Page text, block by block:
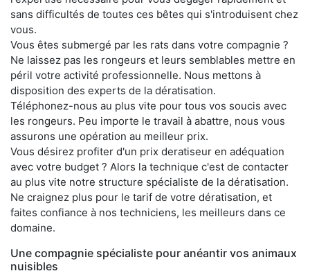
sans difficultés de toutes ces bêtes qui s'introduisent chez
vous.
Vous êtes submergé par les rats dans votre compagnie ?
Ne laissez pas les rongeurs et leurs semblables mettre en
péril votre activité professionnelle. Nous mettons à
disposition des experts de la dératisation.
Téléphonez-nous au plus vite pour tous vos soucis avec
les rongeurs. Peu importe le travail à abattre, nous vous
assurons une opération au meilleur prix.
Vous désirez profiter d'un prix deratiseur en adéquation
avec votre budget ? Alors la technique c'est de contacter
au plus vite notre structure spécialiste de la dératisation.
Ne craignez plus pour le tarif de votre dératisation, et
faites confiance à nos techniciens, les meilleurs dans ce
domaine.
Une compagnie spécialiste pour anéantir vos animaux
nuisibles